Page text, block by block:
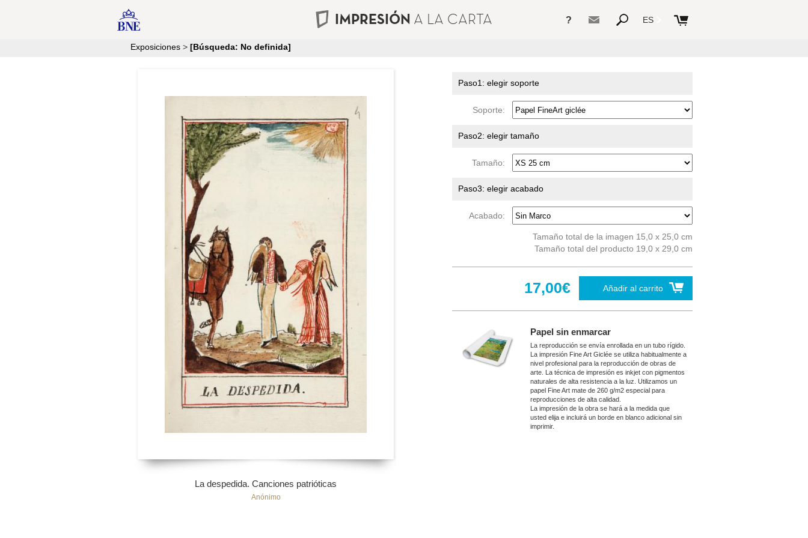
? ES
IMPRESIÓN A LA CARTA
Exposiciones > [Búsqueda: No definida]
La despedida. Canciones patrióticas
Anónimo
Paso1: elegir soporte
Soporte:
Paso2: elegir tamaño
Tamaño:
Paso3: elegir acabado
Acabado:
Tamaño total de la imagen 15,0 x 25,0 cm
Tamaño total del producto 19,0 x 29,0 cm
Añadir al carrito
17,00€
Papel sin enmarcar
La reproducción se envía enrollada en un tubo rígido.
La impresión Fine Art Giclée se utiliza habitualmente a
nivel profesional para la reproducción de obras de
arte. La técnica de impresión es inkjet con pigmentos
naturales de alta resistencia a la luz. Utilizamos un
papel Fine Art mate de 260 g/m2 especial para
reproducciones de alta calidad.
La impresión de la obra se hará a la medida que
usted elija e incluirá un borde en blanco adicional sin
imprimir.